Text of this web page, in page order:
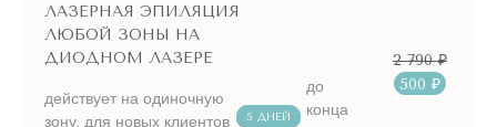
ЛАЗЕРНАЯ ЭПИЛЯЦИЯ
ЛЮБОЙ ЗОНЫ НА
ДИОДНОМ ЛАЗЕРЕ
действует на одиночную
зону, для новых клиентов
5 ДНЕЙ
до
конца
2 790 ₽
500 ₽